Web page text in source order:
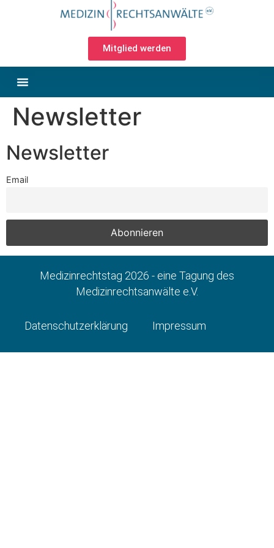
Mitglied werden
Newsletter
Newsletter
Email
Medizinrechtstag 2026 - eine Tagung des
Medizinrechtsanwälte e.V.
Datenschutzerklärung Impressum